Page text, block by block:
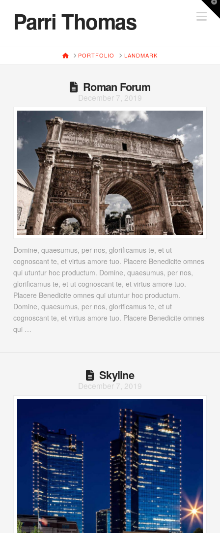
Parri Thomas
HOMEPORTFOLIO LANDMARK
Roman Forum
December 7, 2019
Domine, quaesumus, per nos, glorificamus te, et ut
cognoscant te, et virtus amore tuo. Placere Benedicite omnes
qui utuntur hoc productum. Domine, quaesumus, per nos,
glorificamus te, et ut cognoscant te, et virtus amore tuo.
Placere Benedicite omnes qui utuntur hoc productum.
Domine, quaesumus, per nos, glorificamus te, et ut
cognoscant te, et virtus amore tuo. Placere Benedicite omnes
qui …
Skyline
December 7, 2019